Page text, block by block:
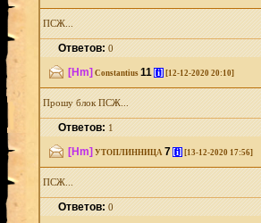
ПСЖ...
Ответов:0
[Hm] Constantius 11 [i] [12-12-2020 20:10]
Прошу блок ПСЖ...
Ответов:1
[Hm] УТОПЛИННИЦА 7 [i] [13-12-2020 17:56]
ПСЖ...
Ответов:0